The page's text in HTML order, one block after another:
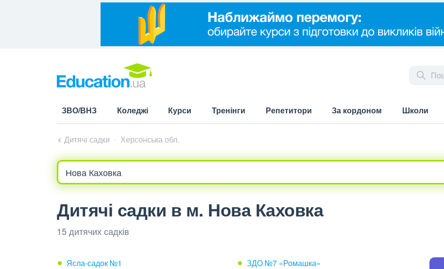
ЗВО/ВНЗ Коледжі Курси Тренінги Репетитори За кордоном Школи
Дитячі садки Херсонська обл.
Дитячі садки в м. Нова Каховка
15 дитячих садків
Ясла-садок №1
ЗДО №7 «Ромашка»